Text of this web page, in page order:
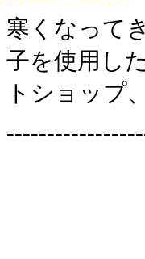
寒くなって
子を使用し
トショップ